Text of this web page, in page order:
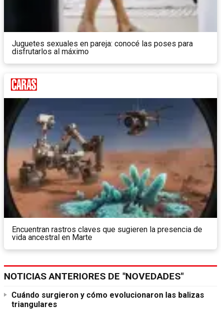
Juguetes sexuales en pareja: conocé las poses para
disfrutarlos al máximo
Encuentran rastros claves que sugieren la presencia de
vida ancestral en Marte
NOTICIAS ANTERIORES DE "NOVEDADES"
Cuándo surgieron y cómo evolucionaron las balizas
triangulares